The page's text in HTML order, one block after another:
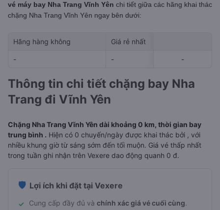
vé máy bay Nha Trang Vĩnh Yên chi tiết giữa các hãng khai thác
chặng Nha Trang Vĩnh Yên ngay bên dưới:
Hãng hàng không Giá rẻ nhất
- - -
-
Thông tin chi tiết chặng bay Nha
Trang đi Vĩnh Yên
Chặng Nha Trang Vĩnh Yên dài khoảng 0 km, thời gian bay
trung bình . Hiện có 0 chuyến/ngày được khai thác bởi , với
nhiều khung giờ từ sáng sớm đến tối muộn. Giá vé thấp nhất
trong tuần ghi nhận trên Vexere dao động quanh 0 đ.
🛡️ Lợi ích khi đặt tại Vexere
✓ Cung cấp đầy đủ và chính xác giá vé cuối cùng.